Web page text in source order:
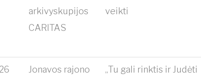
arkivyskupijos
CARITAS
veikti
Jonavos rajono
„Tu gali rinktis ir Judėti